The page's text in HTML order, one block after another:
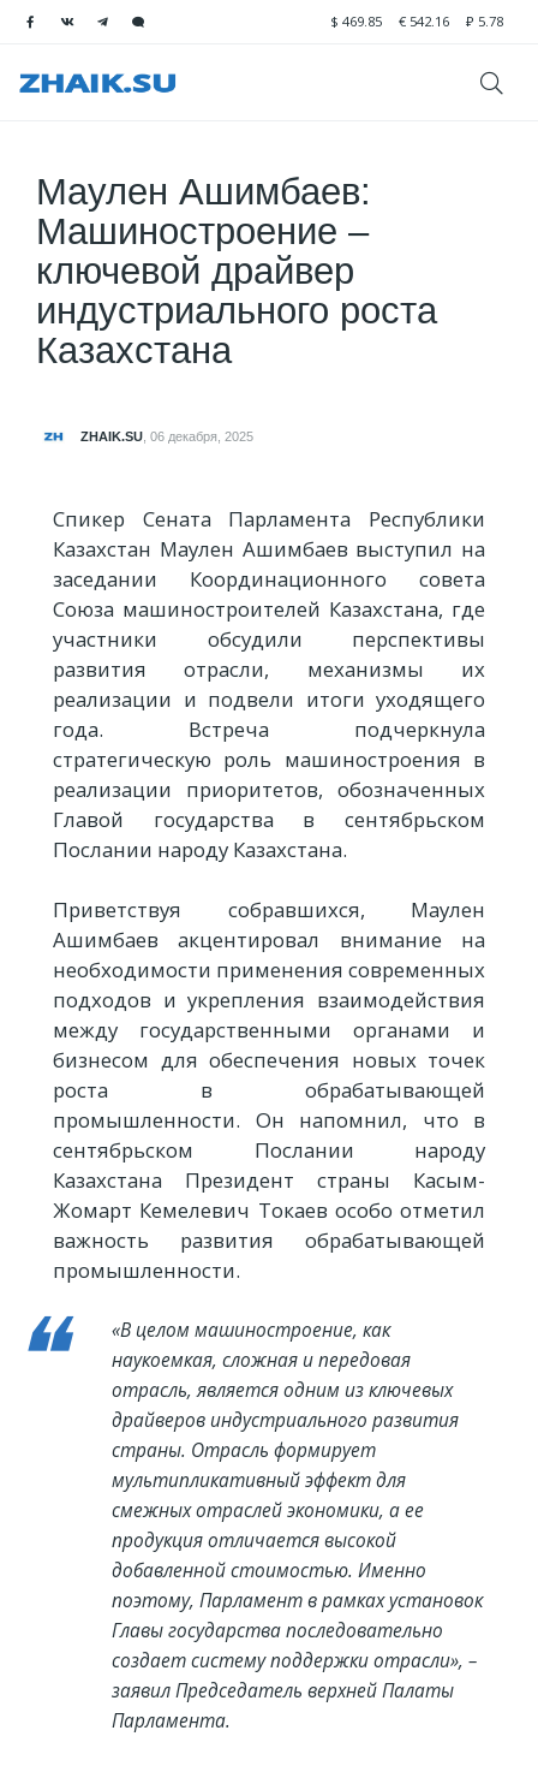
$ 469.85 € 542.16 ₽ 5.78
Маулен Ашимбаев:
Машиностроение –
ключевой драйвер
индустриального роста
Казахстана
ZHAIK.SU 06 декабря, 2025
Спикер Сената Парламента Республики
Казахстан Маулен Ашимбаев выступил на
заседании Координационного совета
Союза машиностроителей Казахстана, где
участники обсудили перспективы
развития отрасли, механизмы их
реализации и подвели итоги уходящего
года. Встреча подчеркнула
стратегическую роль машиностроения в
реализации приоритетов, обозначенных
Главой государства в сентябрьском
Послании народу Казахстана.
Приветствуя собравшихся, Маулен
Ашимбаев акцентировал внимание на
необходимости применения современных
подходов и укрепления взаимодействия
между государственными органами и
бизнесом для обеспечения новых точек
роста в обрабатывающей
промышленности. Он напомнил, что в
сентябрьском Послании народу
Казахстана Президент страны Касым-
Жомарт Кемелевич Токаев особо отметил
важность развития обрабатывающей
промышленности.
«В целом машиностроение, как
наукоемкая, сложная и передовая
отрасль, является одним из ключевых
драйверов индустриального развития
страны. Отрасль формирует
мультипликативный эффект для
смежных отраслей экономики, а ее
продукция отличается высокой
добавленной стоимостью. Именно
поэтому, Парламент в рамках установок
Главы государства последовательно
создает систему поддержки отрасли», –
заявил Председатель верхней Палаты
Парламента.